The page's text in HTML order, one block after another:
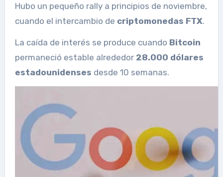
Hubo un pequeño rally a principios de noviembre,
cuando el intercambio de criptomonedas FTX.
La caída de interés se produce cuando Bitcoin
permaneció estable alrededor 28.000 dólares
estadounidenses desde 10 semanas.